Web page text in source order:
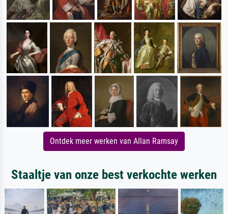
Ontdek meer werken van Allan Ramsay
Staaltje van onze best verkochte werken